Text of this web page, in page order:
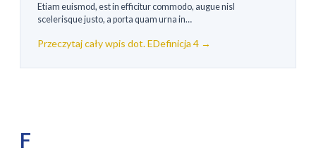
Etiam euismod, est in efficitur commodo, augue nisl
scelerisque justo, a porta quam urna in…
Przeczytaj cały wpis dot. EDefinicja 4 →
F